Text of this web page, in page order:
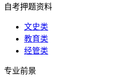
自考押题资料
文史类
教育类
经管类
专业前景